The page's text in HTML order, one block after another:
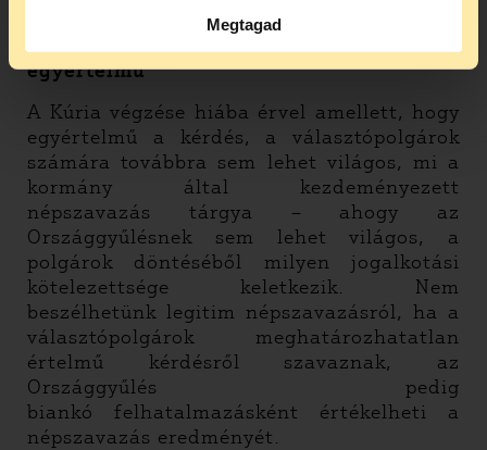
Megtagad
2. A népszavazási kérdés nem
egyértelmű
A Kúria végzése hiába érvel amellett, hogy
egyértelmű a kérdés, a választópolgárok
számára továbbra sem lehet világos, mi a
kormány által kezdeményezett
népszavazás tárgya – ahogy az
Országgyűlésnek sem lehet világos, a
polgárok döntéséből milyen jogalkotási
kötelezettsége keletkezik. Nem
beszélhetünk legitim népszavazásról, ha a
választópolgárok meghatározhatatlan
értelmű kérdésről szavaznak, az
Országgyűlés pedig
biankó felhatalmazásként értékelheti a
népszavazás eredményét.